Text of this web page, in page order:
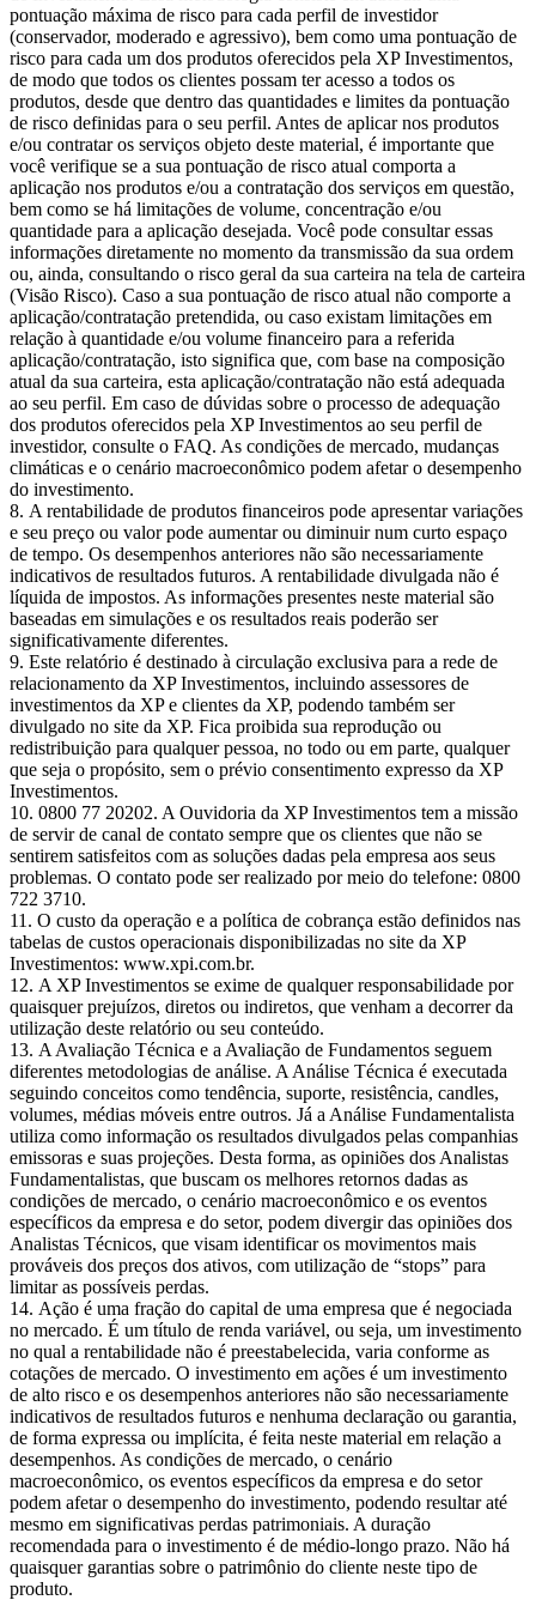
pontuação máxima de risco para cada perfil de investidor
(conservador, moderado e agressivo), bem como uma pontuação de
risco para cada um dos produtos oferecidos pela XP Investimentos,
de modo que todos os clientes possam ter acesso a todos os
produtos, desde que dentro das quantidades e limites da pontuação
de risco definidas para o seu perfil. Antes de aplicar nos produtos
e/ou contratar os serviços objeto deste material, é importante que
você verifique se a sua pontuação de risco atual comporta a
aplicação nos produtos e/ou a contratação dos serviços em questão,
bem como se há limitações de volume, concentração e/ou
quantidade para a aplicação desejada. Você pode consultar essas
informações diretamente no momento da transmissão da sua ordem
ou, ainda, consultando o risco geral da sua carteira na tela de carteira
(Visão Risco). Caso a sua pontuação de risco atual não comporte a
aplicação/contratação pretendida, ou caso existam limitações em
relação à quantidade e/ou volume financeiro para a referida
aplicação/contratação, isto significa que, com base na composição
atual da sua carteira, esta aplicação/contratação não está adequada
ao seu perfil. Em caso de dúvidas sobre o processo de adequação
dos produtos oferecidos pela XP Investimentos ao seu perfil de
investidor, consulte o FAQ. As condições de mercado, mudanças
climáticas e o cenário macroeconômico podem afetar o desempenho
do investimento.
A rentabilidade de produtos financeiros pode apresentar variações
e seu preço ou valor pode aumentar ou diminuir num curto espaço
de tempo. Os desempenhos anteriores não são necessariamente
indicativos de resultados futuros. A rentabilidade divulgada não é
líquida de impostos. As informações presentes neste material são
baseadas em simulações e os resultados reais poderão ser
significativamente diferentes.
Este relatório é destinado à circulação exclusiva para a rede de
relacionamento da XP Investimentos, incluindo assessores de
investimentos da XP e clientes da XP, podendo também ser
divulgado no site da XP. Fica proibida sua reprodução ou
redistribuição para qualquer pessoa, no todo ou em parte, qualquer
que seja o propósito, sem o prévio consentimento expresso da XP
Investimentos.
0800 77 20202. A Ouvidoria da XP Investimentos tem a missão
de servir de canal de contato sempre que os clientes que não se
sentirem satisfeitos com as soluções dadas pela empresa aos seus
problemas. O contato pode ser realizado por meio do telefone: 0800
722 3710.
O custo da operação e a política de cobrança estão definidos nas
tabelas de custos operacionais disponibilizadas no site da XP
Investimentos: www.xpi.com.br.
A XP Investimentos se exime de qualquer responsabilidade por
quaisquer prejuízos, diretos ou indiretos, que venham a decorrer da
utilização deste relatório ou seu conteúdo.
A Avaliação Técnica e a Avaliação de Fundamentos seguem
diferentes metodologias de análise. A Análise Técnica é executada
seguindo conceitos como tendência, suporte, resistência, candles,
volumes, médias móveis entre outros. Já a Análise Fundamentalista
utiliza como informação os resultados divulgados pelas companhias
emissoras e suas projeções. Desta forma, as opiniões dos Analistas
Fundamentalistas, que buscam os melhores retornos dadas as
condições de mercado, o cenário macroeconômico e os eventos
específicos da empresa e do setor, podem divergir das opiniões dos
Analistas Técnicos, que visam identificar os movimentos mais
prováveis dos preços dos ativos, com utilização de “stops” para
limitar as possíveis perdas.
Ação é uma fração do capital de uma empresa que é negociada
no mercado. É um título de renda variável, ou seja, um investimento
no qual a rentabilidade não é preestabelecida, varia conforme as
cotações de mercado. O investimento em ações é um investimento
de alto risco e os desempenhos anteriores não são necessariamente
indicativos de resultados futuros e nenhuma declaração ou garantia,
de forma expressa ou implícita, é feita neste material em relação a
desempenhos. As condições de mercado, o cenário
macroeconômico, os eventos específicos da empresa e do setor
podem afetar o desempenho do investimento, podendo resultar até
mesmo em significativas perdas patrimoniais. A duração
recomendada para o investimento é de médio-longo prazo. Não há
quaisquer garantias sobre o patrimônio do cliente neste tipo de
produto.